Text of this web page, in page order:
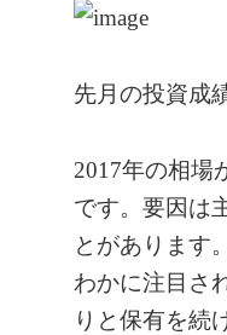
先月の投資成
2017年の相場
です。要因は
とがあります
わかに注目さ
りと保有を続